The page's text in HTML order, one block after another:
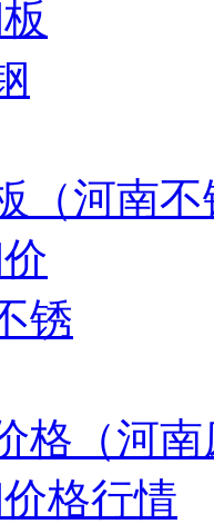
（河南
格（河